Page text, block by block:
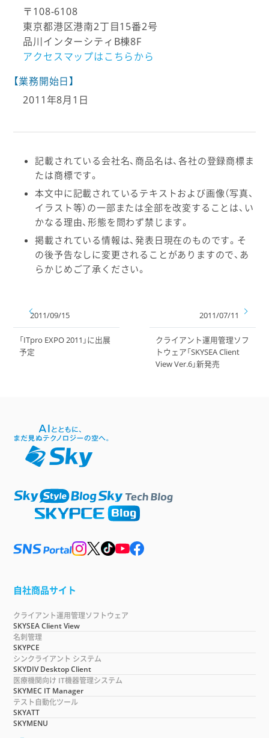
〒108-6108
東京都港区港南2丁目15番2号
品川インターシティB棟8F
アクセスマップはこちらから
【業務開始日】
2011年8月1日
記載されている会社名、商品名は、各社の登録商標ま
たは商標です。
本文中に記載されているテキストおよび画像（写真、
イラスト等）の一部または全部を改変することは、い
かなる理由、形態を問わず禁じます。
掲載されている情報は、発表日現在のものです。そ
の後予告なしに変更されることがありますので、あ
らかじめご了承ください。
2011/09/15
「ITpro EXPO 2011」に出展
予定
2011/07/11
クライアント運用管理ソフ
トウェア「SKYSEA Client
View Ver.6」新発売
自社商品サイト
クライアント運用管理ソフトウェア
SKYSEA Client View
名刺管理
SKYPCE
シンクライアント システム
SKYDIV Desktop Client
医療機関向け IT機器管理システム
SKYMEC IT Manager
テスト自動化ツール
SKYATT
SKYMENU